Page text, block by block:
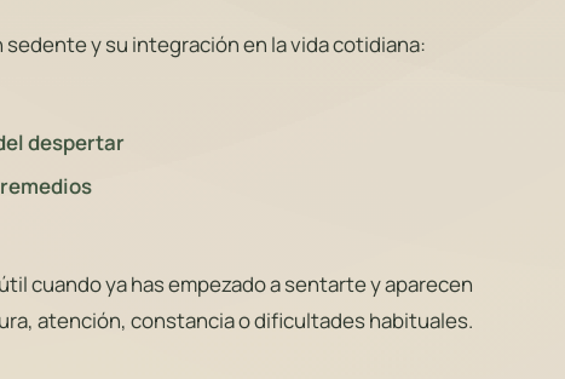
y su integración en la vida cotidiana:
despertar
cuando ya has empezado a sentarte y aparecen
atención, constancia o dificultades habituales.